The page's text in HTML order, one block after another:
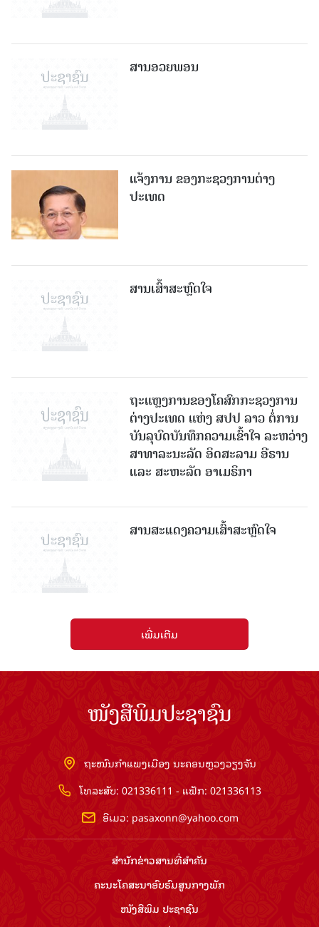
ສານອວຍພອນ
ແຈ້ງການ ຂອງກະຊວງການຕ່າງ
ປະເທດ
ສານເສົ້າສະຫຼົດໃຈ
ຖະແຫຼງການຂອງໂຄສົກກະຊວງການ
ຕ່າງປະເທດ ແຫ່ງ ສປປ ລາວ ຕໍ່ການ
ບັນລຸບົດບັນທຶກຄວາມເຂົ້າໃຈ ລະຫວ່າງ
ສາທາລະນະລັດ ອິດສະລາມ ອີຣານ
ແລະ ສະຫະລັດ ອາເມຣິກາ
ສານສະແດງຄວາມເສົ້າສະຫຼົດໃຈ
ເພີ່ມເຕີມ
ໜັງສືພິມປະຊາຊົນ
ຖະໜົນກຳແພງເມືອງ ນະຄອນຫຼວງວຽງຈັນ
ໂທລະສັບ: 021336111 - ແຟັກ: 021336113
ອີເມວ: pasaxonn@yahoo.com
ສຳ​ນັກ​ຂ່າວ​ສານ​ທີ່​ສຳ​ຄັນ​
ຄະນະໂຄສະນາອົບຮົມ​ສູນ​ກາງ​ພັກ
ໜັງສືພິມ ປະ​ຊາ​ຊົນ